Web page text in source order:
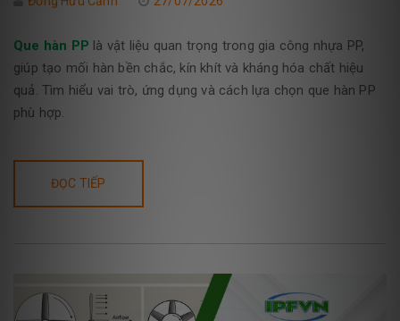
Que hàn PP là vật liệu quan trọng trong gia công nhựa PP,
giúp tạo mối hàn bền chắc, kín khít và kháng hóa chất hiệu
quả. Tìm hiểu vai trò, ứng dụng và cách lựa chọn que hàn PP
phù hợp.
ĐỌC TIẾP